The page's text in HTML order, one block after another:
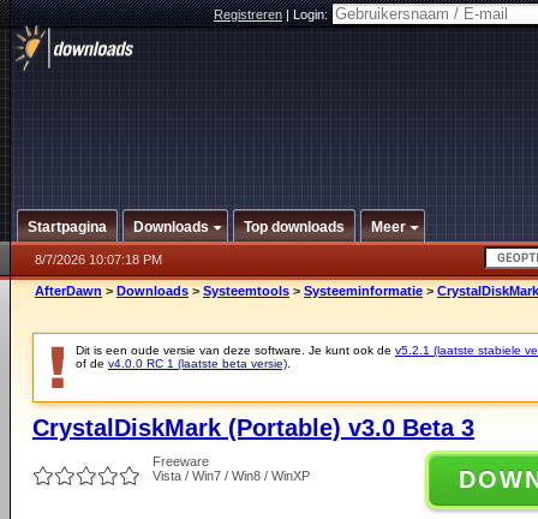
Registreren|Login:
Startpagina Downloads Top downloads Meer
8/7/2026 10:07:18 PM
AfterDawn > Downloads > Systeemtools > Systeeminformatie >
Dit is een oude versie van deze software. Je kunt ook de v5.2.1 (laatste stabiele
of de v4.0.0 RC 1 (laatste beta versie)
CrystalDiskMark (Portable) v3.0 Beta 3
Freeware
Vista / Win7 / Win8 / WinXP